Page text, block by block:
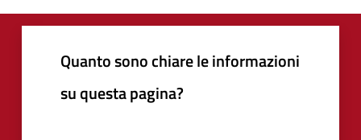
Quanto sono chiare le informazioni
su questa pagina?